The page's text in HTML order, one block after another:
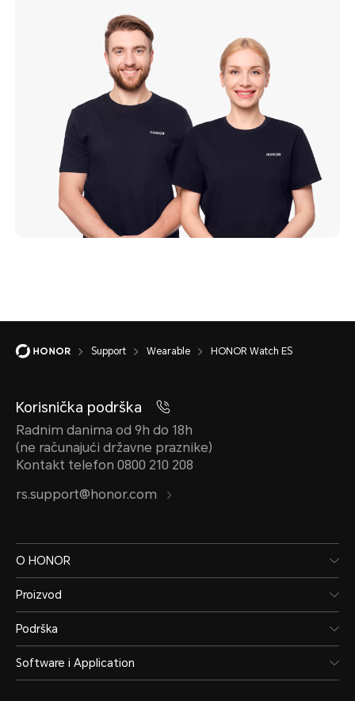
Support Wearable HONOR Watch ES
Korisnička podrška
Radnim danima od 9h do 18h
(ne računajući državne praznike)
Kontakt telefon 0800 210 208
rs.support@honor.com
O HONOR
Proizvod
Podrška
Software i Application